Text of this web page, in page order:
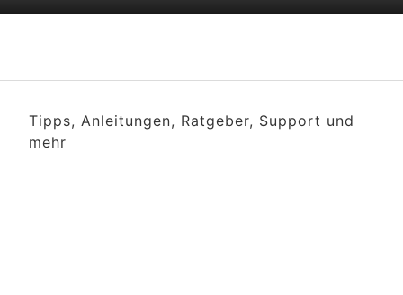
Tipps, Anleitungen, Ratgeber, Support und
mehr